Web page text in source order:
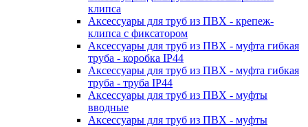
клипса
Аксессуары для труб из ПВХ - крепеж-
клипса с фиксатором
Аксессуары для труб из ПВХ - муфта гибкая
труба - коробка IP44
Аксессуары для труб из ПВХ - муфта гибкая
труба - труба IP44
Аксессуары для труб из ПВХ - муфты
вводные
Аксессуары для труб из ПВХ - муфты